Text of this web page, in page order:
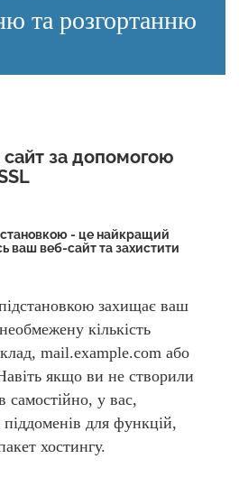
та розгортанню
сайт за допомогою
- це найкращий
ваш веб-сайт та захистити
захищає ваш
кількість
mail.example.com або
якщо ви не створили
самостійно, у вас,
для функцій,
хостингу.